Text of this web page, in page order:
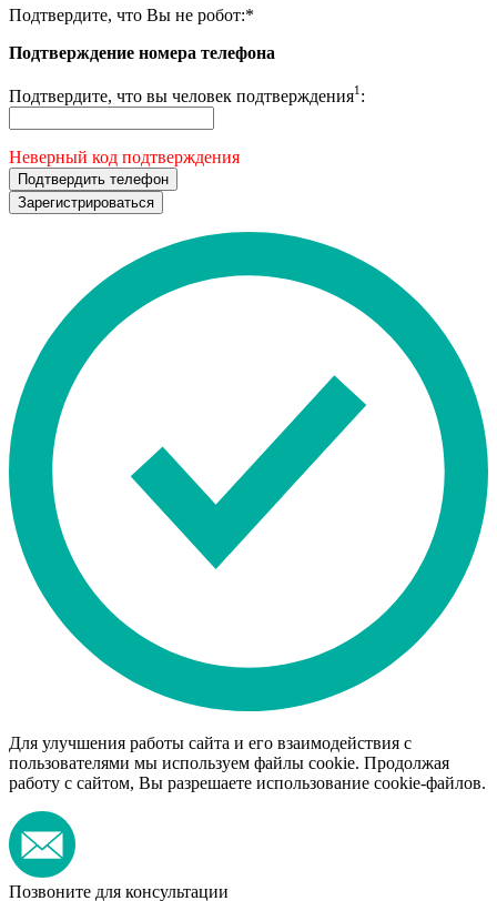
Подтвердите, что Вы не робот:*
Подтверждение номера телефона
Подтвердите, что вы человек подтверждения1 :
Неверный код подтверждения
Подтвердить телефон
Зарегистрироваться
Для улучшения работы сайта и его взаимодействия с
пользователями мы используем файлы cookie. Продолжая
работу с сайтом, Вы разрешаете использование cookie-файлов.
Позвоните для консультации